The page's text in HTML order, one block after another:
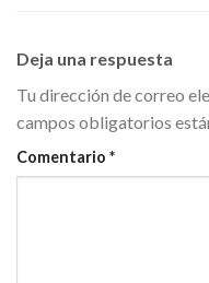
Deja una respuesta
Tu dirección de correo
campos obligatorios
Comentario *